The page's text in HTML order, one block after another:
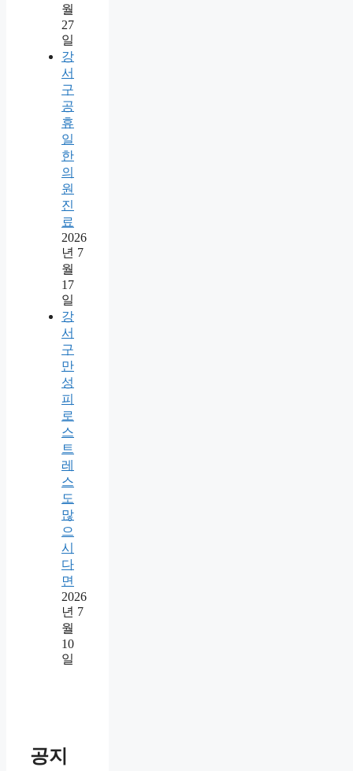
월
27
일
강
서
구
공
휴
일
한
의
원
진
료
2026
년 7
월
17
일
강
서
구
만
성
피
로
스
트
레
스
도
많
으
시
다
면
2026
년 7
월
10
일
공지